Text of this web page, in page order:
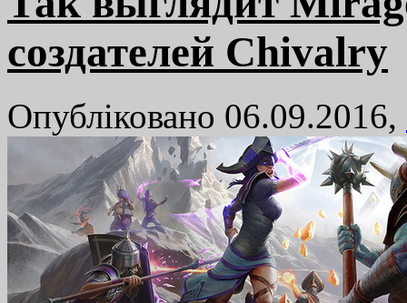
создателей Chivalry
Опубліковано 06.09.2016,